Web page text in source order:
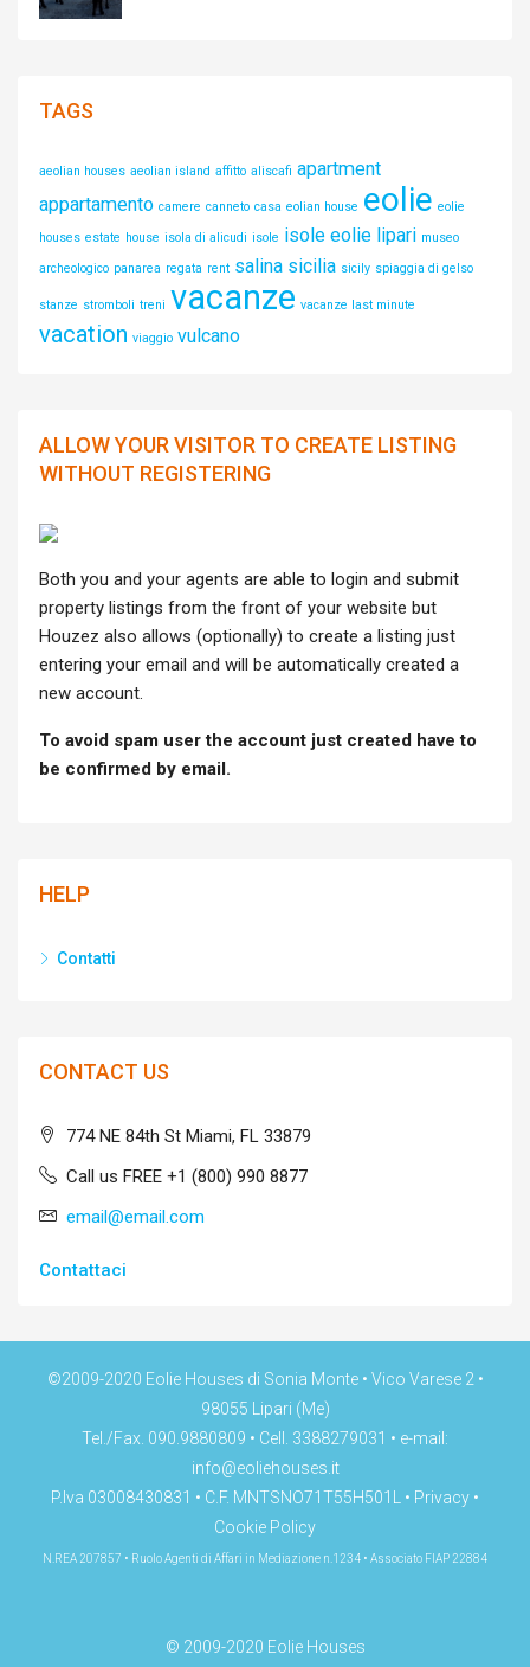
TAGS
aeolian houses aeolian island affitto aliscafi apartment
appartamento camere canneto casa eolian house eolie eolie
houses estate house isola di alicudi isole isole eolie lipari museo
archeologico panarea regata rent salina sicilia sicily spiaggia di gelso
stanze stromboli treni vacanze vacanze last minute
vacation viaggio vulcano
ALLOW YOUR VISITOR TO CREATE LISTING
WITHOUT REGISTERING
Both you and your agents are able to login and submit
property listings from the front of your website but
Houzez also allows (optionally) to create a listing just
entering your email and will be automatically created a
new account.
To avoid spam user the account just created have to
be confirmed by email.
HELP
Contatti
CONTACT US
774 NE 84th St Miami, FL 33879
Call us FREE +1 (800) 990 8877
email@email.com
Contattaci
©2009-2020 Eolie Houses di Sonia Monte • Vico Varese 2 •
98055 Lipari (Me)
Tel./Fax. 090.9880809 • Cell. 3388279031 • e-mail:
info@eoliehouses.it
P.Iva 03008430831 • C.F. MNTSNO71T55H501L • Privacy •
Cookie Policy
N.REA 207857 • Ruolo Agenti di Affari in Mediazione n.1234 • Associato FIAP 22884
© 2009-2020 Eolie Houses